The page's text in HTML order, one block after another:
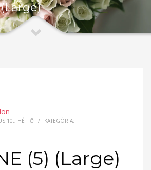
(Large)
10., HÉTFŐ / KATEGÓRIA:
(5) (Large)